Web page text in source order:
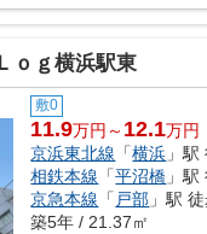
Ｌｏｇ横浜駅東
敷0
11.9万円～ 12.1万円
京浜東北線 「横浜 」
相鉄本線 「平沼橋 」
京急本線 「 戸部 」駅
築5年 / 21.37㎡